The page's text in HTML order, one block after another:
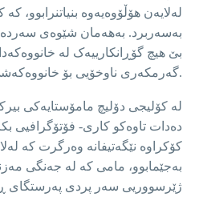
لەلایەن هۆڵۆوەیەوە بنیاتنرابوو،
بەسەربرد. بەهەمان شێوەی
بێ هیچ گۆڕانکارییەک لە
گەرمکەری ناوخۆیی بۆ خانووەکەشی دانەنا.
لە کۆلیجی دۆلیچ مامۆستایەکی
دەدات تاوەکو کاری- فۆتۆگرافیی
کۆکراوە نێگەتیفانە وەرگرت کە
بەجێمابوو، مامی کە لە جەنگی
ژێرسووریی سەر پردی پەرستگای